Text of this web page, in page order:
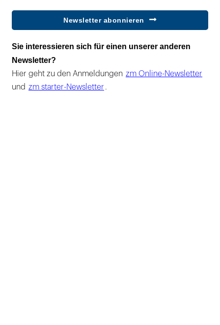
Newsletter abonnieren
Sie interessieren sich für einen unserer anderen
Newsletter?
Hier geht zu den Anmeldungen zm Online-Newsletter
und zm starter-Newsletter .